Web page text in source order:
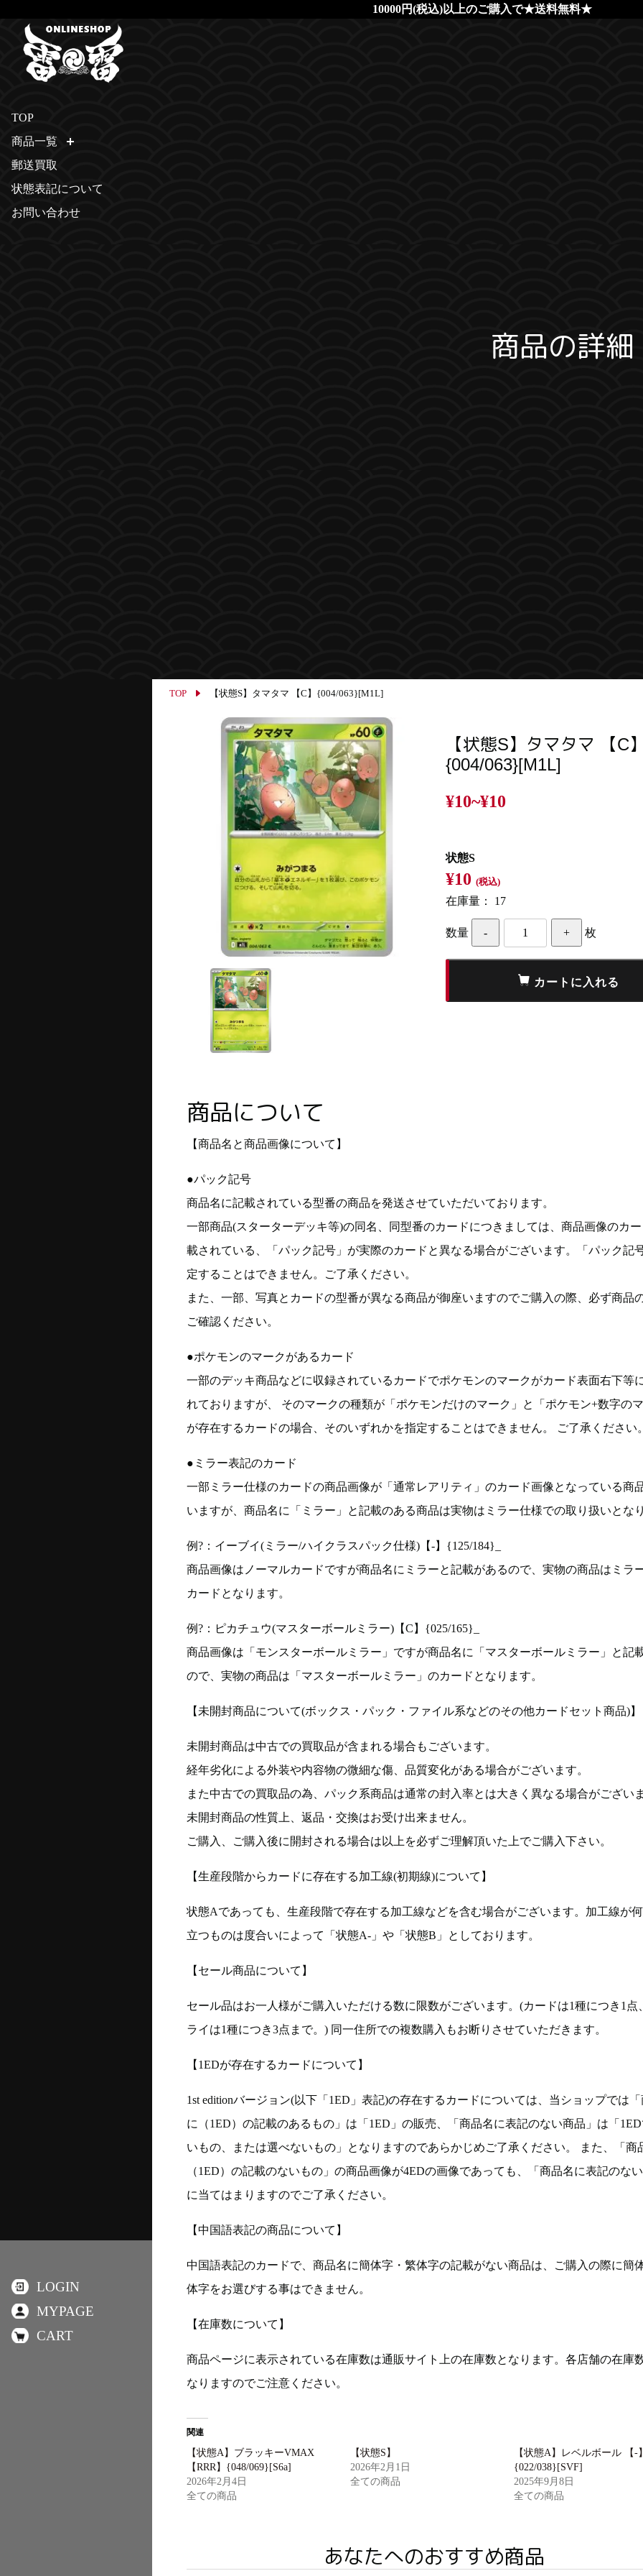
10000円(税込)以上のご購入で★送料無料★
商品の詳細
TOP 【状態S】タマタマ 【C】{004/063}[M1L]
【状態S】タマタマ 【C】
{004/063}[M1L]
¥10~¥10
状態S
¥10(税込)
在庫量： 17
数量 枚
商品について
【商品名と商品画像について】
●パック記号
商品名に記載されている型番の商品を発送させていただいております。
一部商品(スターターデッキ等)の同名、同型番のカードにつきましては、商品画像のカ
載されている、「パック記号」が実際のカードと異なる場合がございます。「パック記
定することはできません。ご了承ください。
また、一部、写真とカードの型番が異なる商品が御座いますのでご購入の際、必ず商品
ご確認ください。
●ポケモンのマークがあるカード
一部のデッキ商品などに収録されているカードでポケモンのマークがカード表面右下等
れておりますが、 そのマークの種類が「ポケモンだけのマーク」と「ポケモン+数字のマ
が存在するカードの場合、そのいずれかを指定することはできません。 ご了承ください
●ミラー表記のカード
一部ミラー仕様のカードの商品画像が「通常レアリティ」のカード画像となっている商
いますが、商品名に「ミラー」と記載のある商品は実物はミラー仕様での取り扱いとなり
例?：イーブイ(ミラー/ハイクラスパック仕様)【-】{125/184}_
商品画像はノーマルカードですが商品名にミラーと記載があるので、実物の商品はミラ
カードとなります。
例?：ピカチュウ(マスターボールミラー)【C】{025/165}_
商品画像は「モンスターボールミラー」ですが商品名に「マスターボールミラー」と記
ので、実物の商品は「マスターボールミラー」のカードとなります。
【未開封商品について(ボックス・パック・ファイル系などのその他カードセット商品)】
未開封商品は中古での買取品が含まれる場合もございます。
経年劣化による外装や内容物の微細な傷、品質変化がある場合がございます。
また中古での買取品の為、パック系商品は通常の封入率とは大きく異なる場合がございま
未開封商品の性質上、返品・交換はお受け出来ません。
ご購入、ご購入後に開封される場合は以上を必ずご理解頂いた上でご購入下さい。
【生産段階からカードに存在する加工線(初期線)について】
状態Aであっても、生産段階で存在する加工線などを含む場合がございます。加工線が何
立つものは度合いによって「状態A-」や「状態B」としております。
【セール商品について】
セール品はお一人様がご購入いただける数に限数がございます。(カードは1種につき1点
ライは1種につき3点まで。) 同一住所での複数購入もお断りさせていただきます。
【1EDが存在するカードについて】
1st editionバージョン(以下「1ED」表記)の存在するカードについては、当ショップでは「
に（1ED）の記載のあるもの」は「1ED」の販売、「商品名に表記のない商品」は「
いもの、または選べないもの」となりますのであらかじめご了承ください。 また、「商
（1ED）の記載のないもの」の商品画像が4EDの画像であっても、「商品名に表記のない
に当てはまりますのでご了承ください。
【中国語表記の商品について】
中国語表記のカードで、商品名に簡体字・繁体字の記載がない商品は、ご購入の際に簡
体字をお選びする事はできません。
【在庫数について】
商品ページに表示されている在庫数は通販サイト上の在庫数となります。各店舗の在庫
なりますのでご注意ください。
関連
【状態A】ブラッキーVMAX
【RRR】{048/069}[S6a]
2026年2月4日
全ての商品
【状態S】
2026年2月1日
全ての商品
【状態A】レベルボール 【-】
{022/038}[SVF]
2025年9月8日
全ての商品
あなたへのおすすめ商品
TOP
商品一覧
郵送買取
状態表記について
お問い合わせ
LOGIN
MYPAGE
CART